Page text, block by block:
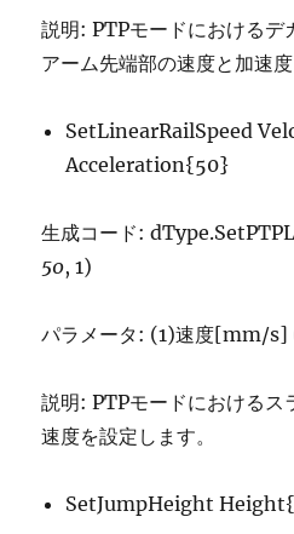
説明: PTPモードにおけるデ
アーム先端部の速度と加速度
SetLinearRailSpeed
Acceleration{50}
生成コード:
50, 1)
パラメータ: (1)速度[mm/
説明: PTPモードにおけるス
速度を設定します。
SetJumpHeight